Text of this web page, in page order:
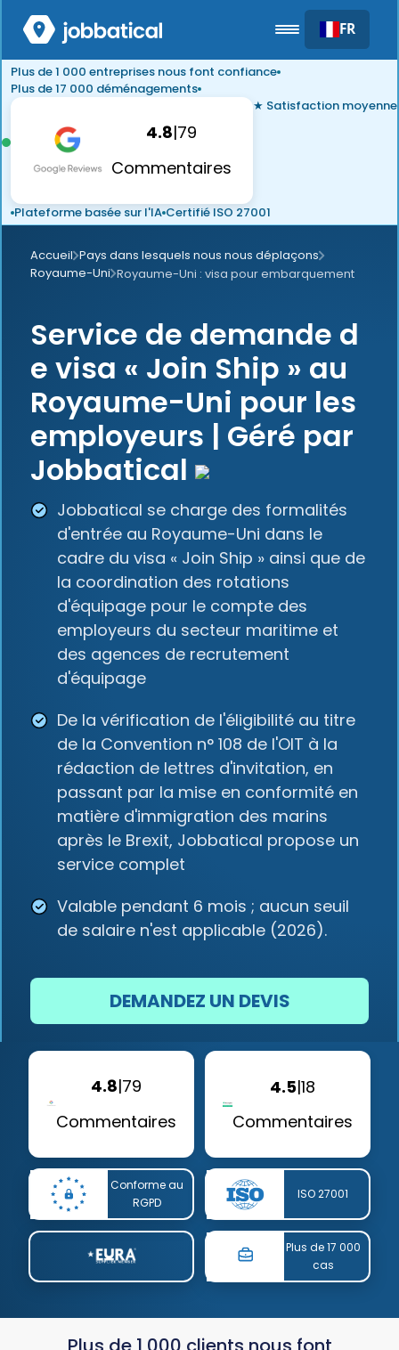
FR
Plus de 1 000 entreprises nous font confiance
Plus de 17 000 déménagements
4.8|79
Commentaires
★ Satisfaction moyenne
Plateforme basée sur l'IA Certifié ISO 27001
Accueil Pays dans lesquels nous nous déplaçons
Royaume-Uni Royaume-Uni : visa pour embarquement
Service de demande d
e visa « Join Ship » au
Royaume-Uni pour les
employeurs | Géré par
Jobbatical
Jobbatical se charge des formalités
d'entrée au Royaume-Uni dans le
cadre du visa « Join Ship » ainsi que de
la coordination des rotations
d'équipage pour le compte des
employeurs du secteur maritime et
des agences de recrutement
d'équipage
De la vérification de l'éligibilité au titre
de la Convention n° 108 de l'OIT à la
rédaction de lettres d'invitation, en
passant par la mise en conformité en
matière d'immigration des marins
après le Brexit, Jobbatical propose un
service complet
Valable pendant 6 mois ; aucun seuil
de salaire n'est applicable (2026).
DEMANDEZ UN DEVIS
4.8|79
Commentaires
4.5|18
Commentaires
Conforme au
RGPD
ISO 27001
Plus de 17 000
cas